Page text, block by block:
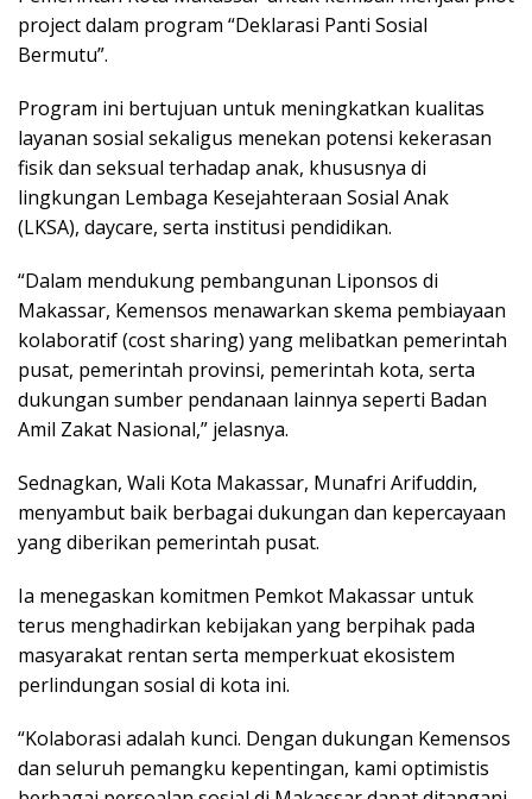
project dalam program “Deklarasi Panti Sosial
Bermutu”.
Program ini bertujuan untuk meningkatkan kualitas
layanan sosial sekaligus menekan potensi kekerasan
fisik dan seksual terhadap anak, khususnya di
lingkungan Lembaga Kesejahteraan Sosial Anak
(LKSA), daycare, serta institusi pendidikan.
“Dalam mendukung pembangunan Liponsos di
Makassar, Kemensos menawarkan skema pembiayaan
kolaboratif (cost sharing) yang melibatkan pemerintah
pusat, pemerintah provinsi, pemerintah kota, serta
dukungan sumber pendanaan lainnya seperti Badan
Amil Zakat Nasional,” jelasnya.
Sednagkan, Wali Kota Makassar, Munafri Arifuddin,
menyambut baik berbagai dukungan dan kepercayaan
yang diberikan pemerintah pusat.
Ia menegaskan komitmen Pemkot Makassar untuk
terus menghadirkan kebijakan yang berpihak pada
masyarakat rentan serta memperkuat ekosistem
perlindungan sosial di kota ini.
“Kolaborasi adalah kunci. Dengan dukungan Kemensos
dan seluruh pemangku kepentingan, kami optimistis